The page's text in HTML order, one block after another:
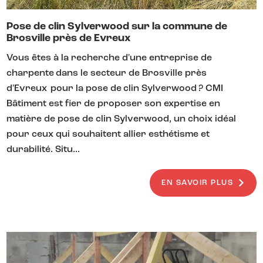
Pose de clin Sylverwood sur la commune de
Brosville près de Evreux
Vous êtes à la recherche d'une entreprise de
charpente dans le secteur de Brosville près
d'Evreux pour la pose de clin Sylverwood ? CMI
Bâtiment est fier de proposer son expertise en
matière de pose de clin Sylverwood, un choix idéal
pour ceux qui souhaitent allier esthétisme et
durabilité. Situ...
EN SAVOIR PLUS